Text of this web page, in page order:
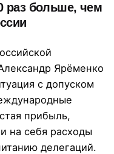
раз больше, чем
Ярёменко
с допуском
прибыль,
на себя расходы
делегаций.